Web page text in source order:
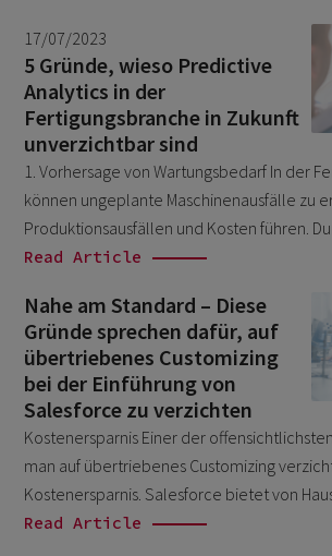
April 2022
February 2022
January 2022
December 2021
November 2021
October 2021
September 2021
August 2021
July 2021
June 2021
May 2021
March 2021
17/07/2023
5 Gründe, wieso Predictive
Analytics in der
Fertigungsbranche in Zukunft
unverzichtbar sind
1. Vorhersage von Wartungsbedarf In der
können ungeplante Maschinenausfälle zu
Produktionsausfällen und Kosten führen.
Read Article
Nahe am Standard – Diese
Gründe sprechen dafür, auf
übertriebenes Customizing
bei der Einführung von
Salesforce zu verzichten
Kostenersparnis Einer der
man auf übertriebenes Customizing
Kostenersparnis. Salesforce bietet von
Read Article